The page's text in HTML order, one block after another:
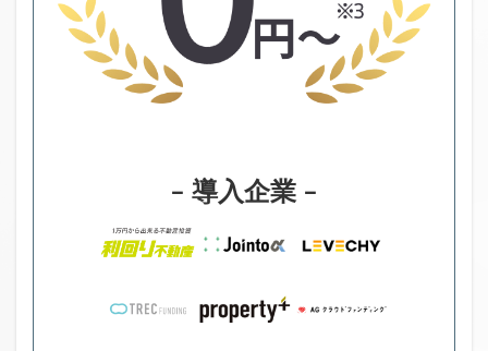
– 導入企業 –